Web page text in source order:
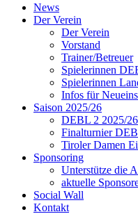
News
Der Verein
Der Verein
Vorstand
Trainer/Betreuer
Spielerinnen
Spielerinnen
Infos für
Saison 2025/26
DEBL 2 2025/26
Finalturnier
Tiroler Damen
Sponsoring
Unterstütze die
aktuelle
Social Wall
Kontakt